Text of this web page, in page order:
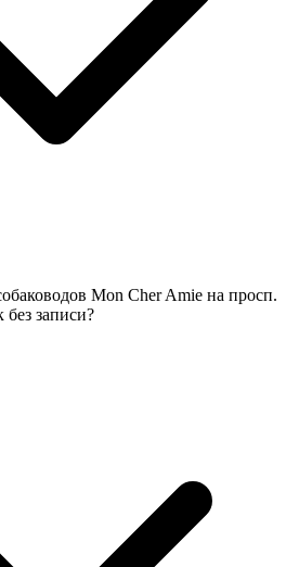
Mon Cher Amie на просп.
записи?